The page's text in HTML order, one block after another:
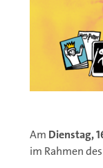
Am Dienstag,
im Rahmen des